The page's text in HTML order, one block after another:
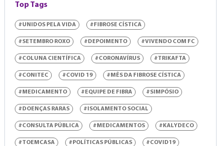
Top Tags
#UNIDOS PELA VIDA #FIBROSE CÍSTICA
#SETEMBRO ROXO #DEPOIMENTO #VIVENDO COM FC
#COLUNA CIENTÍFICA #CORONAVÍRUS #TRIKAFTA
#CONITEC #COVID 19 #MÊS DA FIBROSE CÍSTICA
#MEDICAMENTO #EQUIPE DE FIBRA #SIMPÓSIO
#DOENÇAS RARAS #ISOLAMENTO SOCIAL
#CONSULTA PÚBLICA #MEDICAMENTOS #KALYDECO
#TOEMCASA #POLÍTICAS PÚBLICAS #COVID19